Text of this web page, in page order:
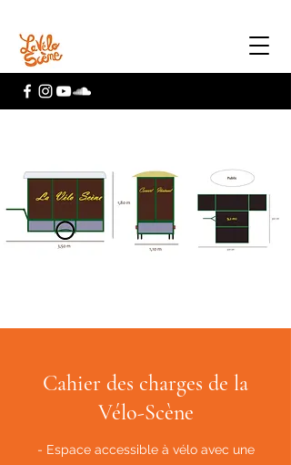
Cahier des charges de la
Vélo-Scène
- Espace accessible à vélo avec une